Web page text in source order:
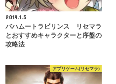
2019.1.5
バハムートラビリンス リセマラ
とおすすめキャラクターと序盤の
攻略法
アプリゲーム(リセマラ)